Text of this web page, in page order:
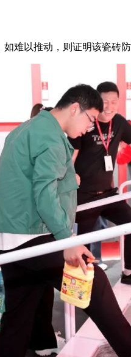
难以推动，则证明该瓷砖